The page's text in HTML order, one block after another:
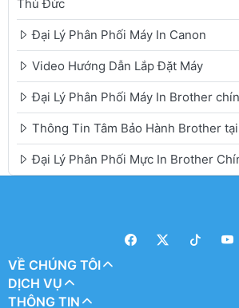
Thủ Đức
Đại Lý Phân Phối Máy In Canon
Video Hướng Dẫn Lắp Đặt Máy
Đại Lý Phân Phối Máy In Brother
Thông Tin Tâm Bảo Hành Brother
Đại Lý Phân Phối Mực In Brother
VỀ CHÚNG TÔI
DỊCH VỤ
THÔNG TIN